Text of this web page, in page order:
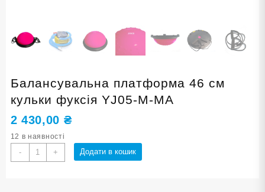
Балансувальна платформа 46 см
кульки фуксія YJ05-M-МА
2 430,00 ₴
12 в наявності
-
Балансувальна
платформа
+ Додати в кошик